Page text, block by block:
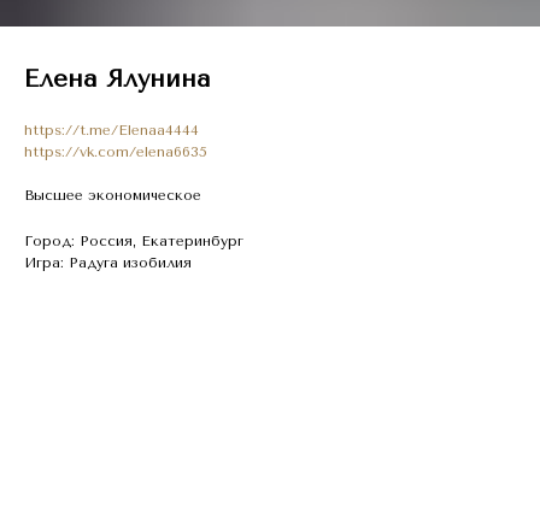
Елена Ялунина
https://t.me/Elenaa4444
https://vk.com/elena6635
Высшее экономическое
Город: Россия, Екатеринбург
Игра: Радуга изобилия